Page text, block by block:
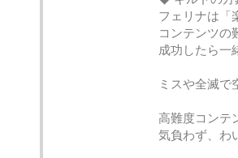
フェリナは「
コンテンツの
成功したら一
ミスや全滅で
高難度コンテ
気負わず、わ